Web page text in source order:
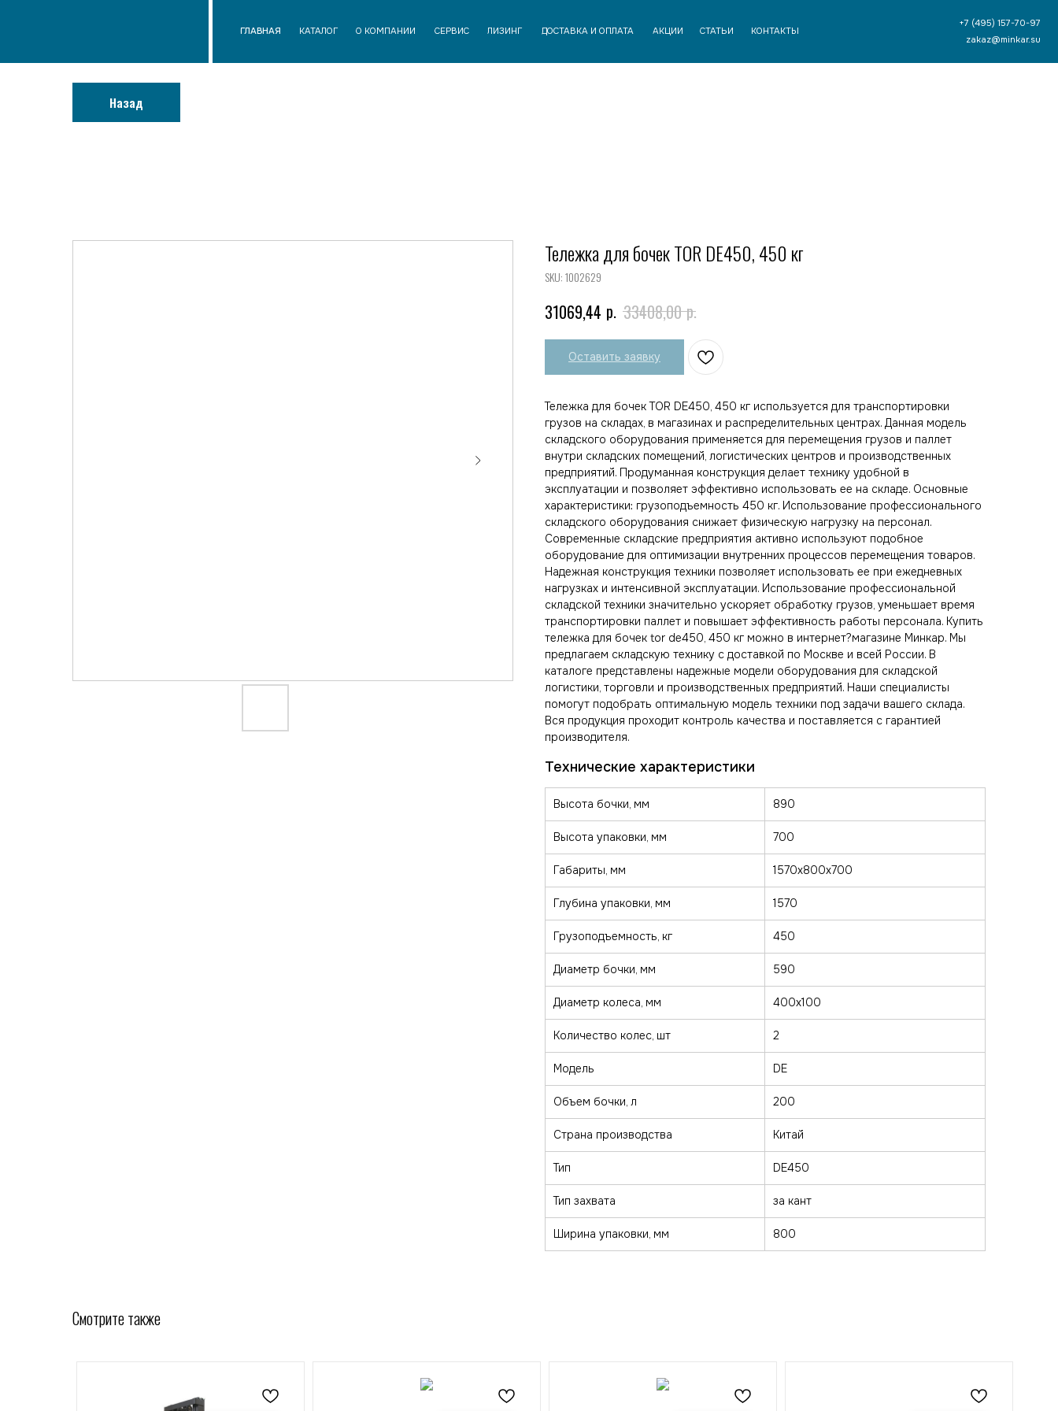
ГЛАВНАЯ КАТАЛОГ О КОМПАНИИ СЕРВИС ЛИЗИНГ ДОСТАВКА И ОПЛАТА АКЦИИ СТАТЬИ КОНТАКТЫ
Назад
Тележка для бочек TOR DE450, 450 кг
SKU:1002629
31069,44 р. 33408,00 р.
Оставить заявку
Тележка для бочек TOR DE450, 450 кг используется для транспортировки
грузов на складах, в магазинах и распределительных центрах. Данная модель
складского оборудования применяется для перемещения грузов и паллет
внутри складских помещений, логистических центров и производственных
предприятий. Продуманная конструкция делает технику удобной в
эксплуатации и позволяет эффективно использовать ее на складе. Основные
характеристики: грузоподъемность 450 кг. Использование профессионального
складского оборудования снижает физическую нагрузку на персонал.
Современные складские предприятия активно используют подобное
оборудование для оптимизации внутренних процессов перемещения товаров.
Надежная конструкция техники позволяет использовать ее при ежедневных
нагрузках и интенсивной эксплуатации. Использование профессиональной
складской техники значительно ускоряет обработку грузов, уменьшает время
транспортировки паллет и повышает эффективность работы персонала. Купить
тележка для бочек tor de450, 450 кг можно в интернет?магазине Минкар. Мы
предлагаем складскую технику с доставкой по Москве и всей России. В
каталоге представлены надежные модели оборудования для складской
логистики, торговли и производственных предприятий. Наши специалисты
помогут подобрать оптимальную модель техники под задачи вашего склада.
Вся продукция проходит контроль качества и поставляется с гарантией
производителя.
Высота бочки, мм 890
Высота упаковки, мм 700
Габариты, мм 1570х800х700
Глубина упаковки, мм 1570
Грузоподъемность, кг 450
Диаметр бочки, мм 590
Диаметр колеса, мм 400х100
Количество колес, шт 2
Модель DE
Объем бочки, л 200
Страна производства Китай
Тип DE450
Тип захвата за кант
Ширина упаковки, мм 800
Смотрите также